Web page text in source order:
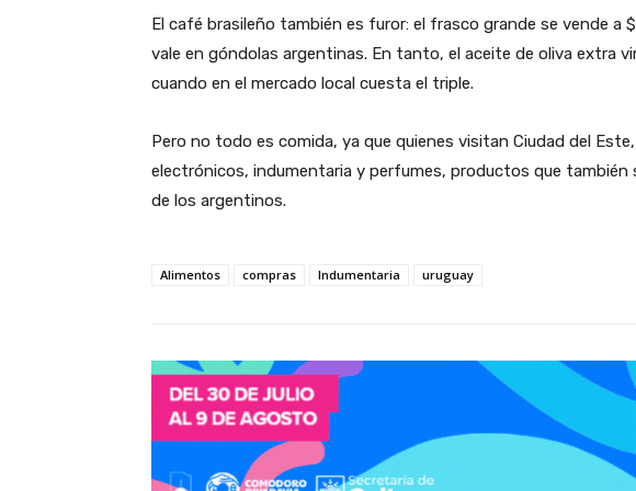
El café brasileño también es furor: el frasco grande se vende a
vale en góndolas argentinas. En tanto, el aceite de oliva extra
cuando en el mercado local cuesta el triple.
Pero no todo es comida, ya que quienes visitan Ciudad del
electrónicos, indumentaria y perfumes, productos que también
de los argentinos.
Alimentos compras Indumentaria uruguay